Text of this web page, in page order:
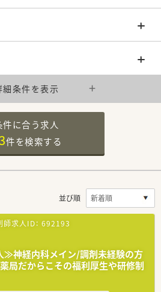
細条件を表示
件に合う求人
件を検索する
並び順
師求人ID： 692193
≫神経内科メイン/調剤未経験の方
局だからこその福利厚生や研修制